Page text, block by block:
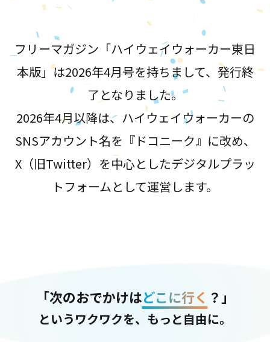
フリーマガジン「ハイウェイウォーカー東日
本版」は2026年4月号を持ちまして、発行終
了となりました。
2026年4月以降は、ハイウェイウォーカーの
SNSアカウント名を『ドコニーク』に改め、
X（旧Twitter）を中心としたデジタルプラッ
トフォームとして運営します。
「次のおでかけはどこに行く ？」
というワクワクを、もっと自由に。